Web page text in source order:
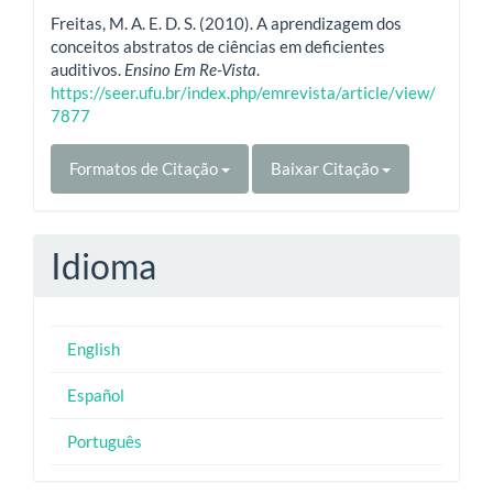
Freitas, M. A. E. D. S. (2010). A aprendizagem dos
conceitos abstratos de ciências em deficientes
auditivos. Ensino Em Re-Vista.
https://seer.ufu.br/index.php/emrevista/article/view/
7877
Formatos de Citação Baixar Citação
Idioma
English
Español
Português